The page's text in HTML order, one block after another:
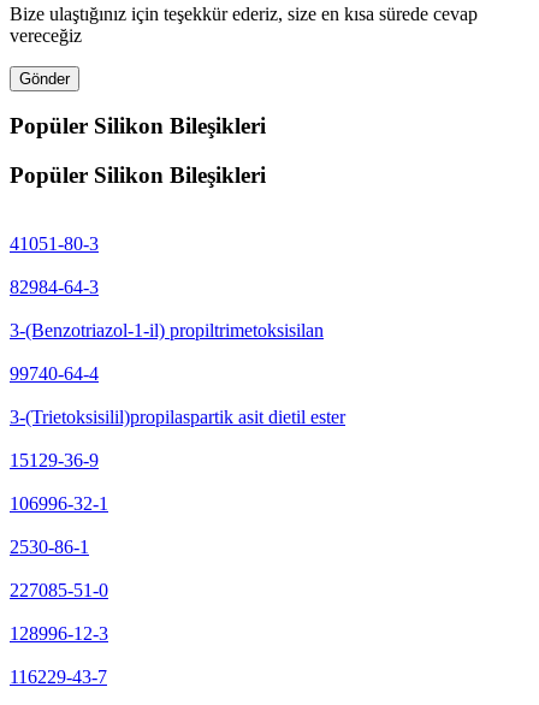
Bize ulaştığınız için teşekkür ederiz, size en kısa sürede cevap
vereceğiz
Gönder
Popüler Silikon Bileşikleri
Popüler Silikon Bileşikleri
41051-80-3
82984-64-3
3-(Benzotriazol-1-il) propiltrimetoksisilan
99740-64-4
3-(Trietoksisilil)propilaspartik asit dietil ester
15129-36-9
106996-32-1
2530-86-1
227085-51-0
128996-12-3
116229-43-7